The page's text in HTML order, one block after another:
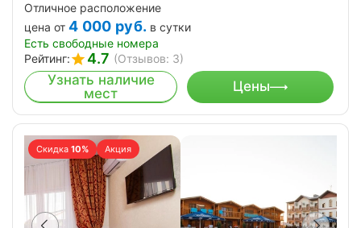
Отличное расположение
цена от 4 000 руб. в сутки
Есть свободные номера
Рейтинг:
4.7 (Отзывов: 3)
Узнать наличие
мест
Цены
Скидка 10% Акция